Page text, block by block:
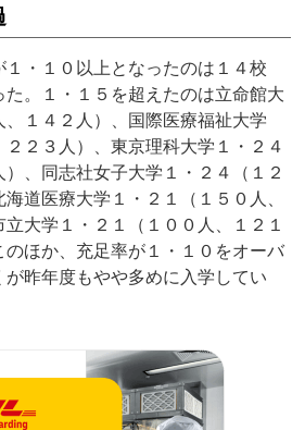
・１０以上となったのは１４校
た。１・１５を超えたのは立命館大
１４２人）、国際医療福祉大学
２２３人）、東京理科大学１・２４
）、同志社女子大学１・２４（１２
道医療大学１・２１（１５０人、
大学１・２１（１００人、１２１
のほか、充足率が１・１０をオーバ
昨年度もやや多めに入学してい